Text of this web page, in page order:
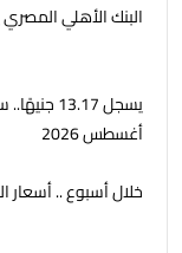
البنك الأهلي المصري
أغسطس 2026
خلال أسبوع .. أسعار الذهب